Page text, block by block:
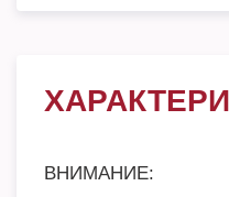
ВНИМАНИЕ: